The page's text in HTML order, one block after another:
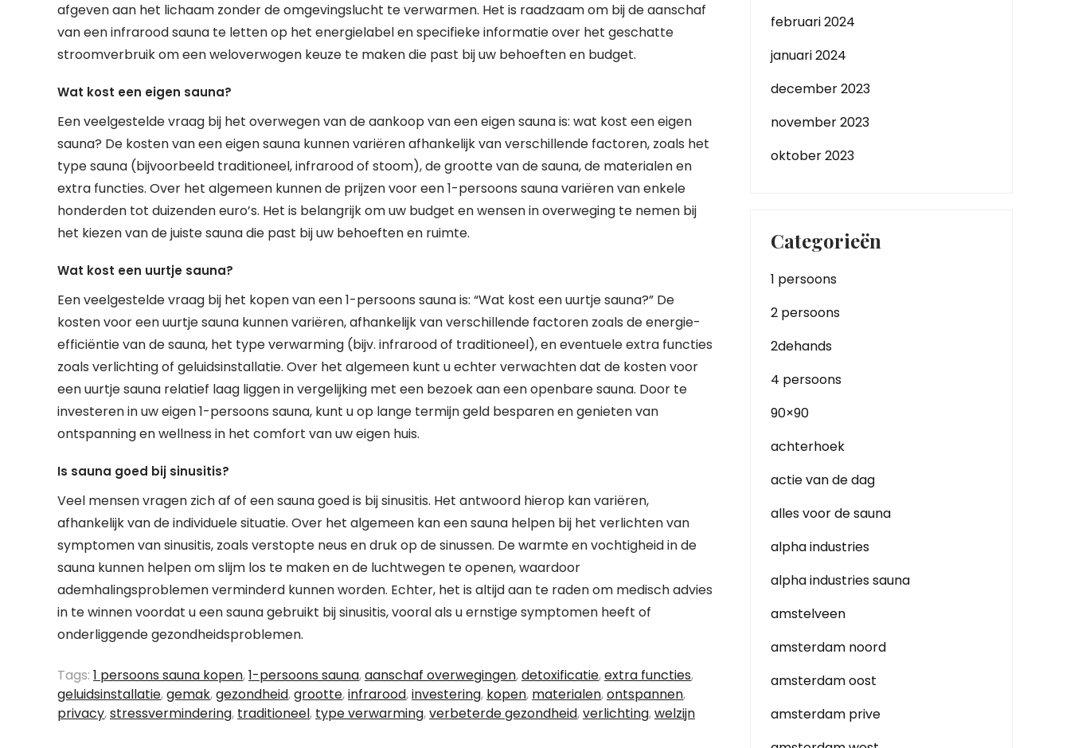
afgeven aan het lichaam zonder de omgevingslucht te verwarmen. Het is raadzaam om bij de aanschaf
van een infrarood sauna te letten op het energielabel en specifieke informatie over het geschatte
stroomverbruik om een weloverwogen keuze te maken die past bij uw behoeften en budget.
Wat kost een eigen sauna?
Een veelgestelde vraag bij het overwegen van de aankoop van een eigen sauna is: wat kost een eigen
sauna? De kosten van een eigen sauna kunnen variëren afhankelijk van verschillende factoren, zoals het
type sauna (bijvoorbeeld traditioneel, infrarood of stoom), de grootte van de sauna, de materialen en
extra functies. Over het algemeen kunnen de prijzen voor een 1-persoons sauna variëren van enkele
honderden tot duizenden euro’s. Het is belangrijk om uw budget en wensen in overweging te nemen bij
het kiezen van de juiste sauna die past bij uw behoeften en ruimte.
Wat kost een uurtje sauna?
Een veelgestelde vraag bij het kopen van een 1-persoons sauna is: “Wat kost een uurtje sauna?” De
kosten voor een uurtje sauna kunnen variëren, afhankelijk van verschillende factoren zoals de energie-
efficiëntie van de sauna, het type verwarming (bijv. infrarood of traditioneel), en eventuele extra functies
zoals verlichting of geluidsinstallatie. Over het algemeen kunt u echter verwachten dat de kosten voor
een uurtje sauna relatief laag liggen in vergelijking met een bezoek aan een openbare sauna. Door te
investeren in uw eigen 1-persoons sauna, kunt u op lange termijn geld besparen en genieten van
ontspanning en wellness in het comfort van uw eigen huis.
Is sauna goed bij sinusitis?
Veel mensen vragen zich af of een sauna goed is bij sinusitis. Het antwoord hierop kan variëren,
afhankelijk van de individuele situatie. Over het algemeen kan een sauna helpen bij het verlichten van
symptomen van sinusitis, zoals verstopte neus en druk op de sinussen. De warmte en vochtigheid in de
sauna kunnen helpen om slijm los te maken en de luchtwegen te openen, waardoor
ademhalingsproblemen verminderd kunnen worden. Echter, het is altijd aan te raden om medisch advies
in te winnen voordat u een sauna gebruikt bij sinusitis, vooral als u ernstige symptomen heeft of
onderliggende gezondheidsproblemen.
Tags: 1 persoons sauna kopen,1-persoons sauna,aanschaf overwegingen,detoxificatie,extra functies,
geluidsinstallatie,gemak,gezondheid,grootte,infrarood,investering, kopen, materialen,ontspannen,
privacy,stressvermindering, traditioneel, type verwarming,verbeterde gezondheid,verlichting,welzijn
februari 2024
januari 2024
december 2023
november 2023
oktober 2023
Categorieën
1 persoons
2 persoons
2dehands
4 persoons
90×90
achterhoek
actie van de dag
alles voor de sauna
alpha industries
alpha industries sauna
amstelveen
amsterdam noord
amsterdam oost
amsterdam prive